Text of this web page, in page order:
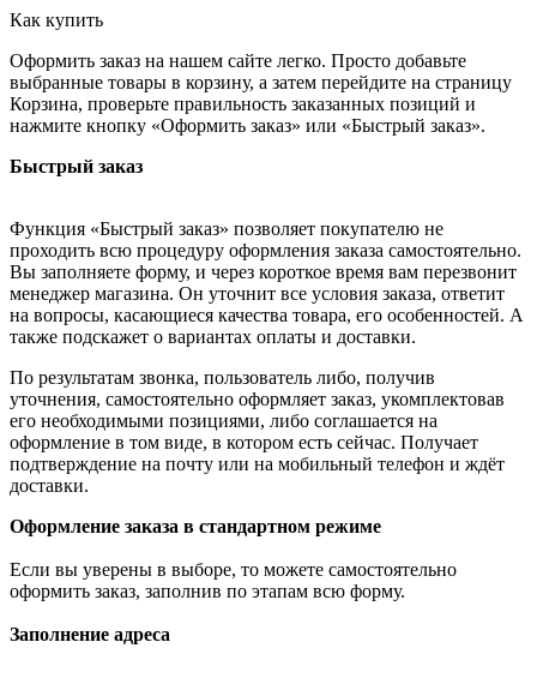
Как купить
Оформить заказ на нашем сайте легко. Просто добавьте
выбранные товары в корзину, а затем перейдите на страницу
Корзина, проверьте правильность заказанных позиций и
нажмите кнопку «Оформить заказ» или «Быстрый заказ».
Быстрый заказ
Функция «Быстрый заказ» позволяет покупателю не
проходить всю процедуру оформления заказа самостоятельно.
Вы заполняете форму, и через короткое время вам перезвонит
менеджер магазина. Он уточнит все условия заказа, ответит
на вопросы, касающиеся качества товара, его особенностей. А
также подскажет о вариантах оплаты и доставки.
По результатам звонка, пользователь либо, получив
уточнения, самостоятельно оформляет заказ, укомплектовав
его необходимыми позициями, либо соглашается на
оформление в том виде, в котором есть сейчас. Получает
подтверждение на почту или на мобильный телефон и ждёт
доставки.
Оформление заказа в стандартном режиме
Если вы уверены в выборе, то можете самостоятельно
оформить заказ, заполнив по этапам всю форму.
Заполнение адреса